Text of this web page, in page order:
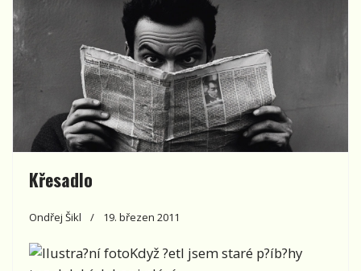
Křesadlo
Ondřej Šikl 19. březen 2011
Když ?etl jsem staré p?íb?hy